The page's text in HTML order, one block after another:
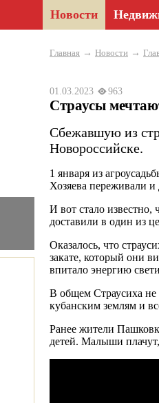
Новости
Главная → Новости →
01.03.2023 963
Страусы
Сбежавшую из
Новороссийске.
1 января из
Хозяева переживали и
И вот стало
доставили в один из
Оказалось, что
закате, который они
впитало энергию
В общем Страусиха не
кубанским землям и
Ранее жители
детей. Малыши плачут,